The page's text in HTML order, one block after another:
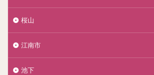
桜山
江南市
池下